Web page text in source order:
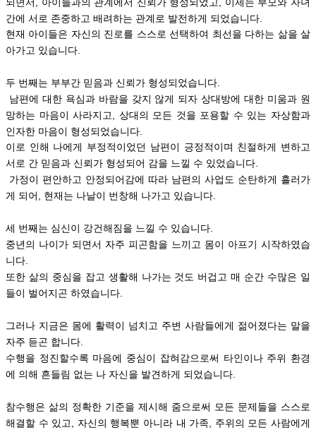
되면서, 아이들과의 관계에서 신뢰가 형성되었고, 이제는 부모와 자녀
간에 서로 존중하고 배려하는 관계로 발전하게 되었습니다.
현재 아이들은 자신의 진로를 스스로 선택하여 최선을 다하는 삶을 살
아가고 있습니다.
두 번째는 부부간 믿음과 신뢰가 형성되었습니다.
남편에 대한 욕심과 바람을 갖지 않게 되자 상대방에 대한 미움과 원
망하는 마음이 사라지고, 상대의 모든 것을 포용할 수 있는 자상함과
인자한 마음이 형성되었습니다.
이로 인해 나에게 부정적이었던 남편이 긍정적이며 친절하게 변하고
서로 간 믿음과 신뢰가 형성되어 감을 느낄 수 있었습니다.
가정이 편안하고 안정되어감에 따라 남편의 사업도 순탄하게 흘러가
게 되어, 현재는 나날이 번창해 나가고 있습니다.
세 번째는 심신이 강건해짐을 느낄 수 있습니다.
중년의 나이가 되면서 자주 피곤함을 느끼고 몸이 아프기 시작하였습
니다.
또한 삶의 중심을 잡고 생활해 나가는 것도 버겁고 매 순간 수많은 일
들이 벌어지곤 하였습니다.
그러나 지금은 몸에 활력이 넘치고 주변 사람들에게 젊어졌다는 말을
자주 듣곤 합니다.
수행을 정진할수록 마음에 중심이 잡혀감으로써 타인이나 주위 환경
에 의해 흔들림 없는 나 자신을 발견하게 되었습니다.
참수행은 삶의 정확한 기준을 제시해 줌으로써 모든 문제들을 스스로
해결할 수 있고, 자신의 행복뿐 아니라 내 가족, 주위의 모든 사람에게